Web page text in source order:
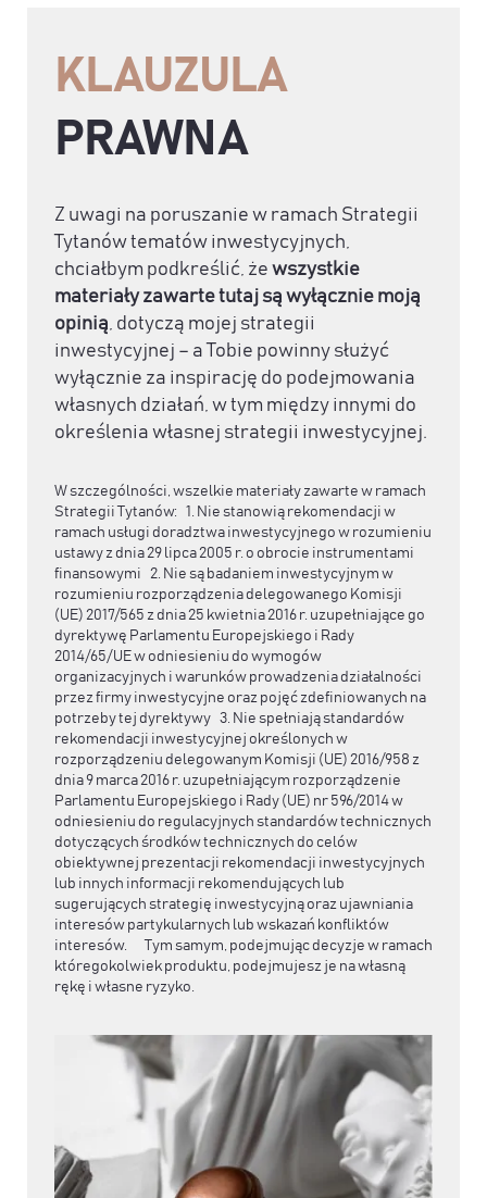
KLAUZULA
PRAWNA
Z uwagi na poruszanie w ramach Strategii
Tytanów tematów inwestycyjnych,
chciałbym podkreślić, że wszystkie
materiały zawarte tutaj są wyłącznie moją
opinią, dotyczą mojej strategii
inwestycyjnej – a Tobie powinny służyć
wyłącznie za inspirację do podejmowania
własnych działań, w tym między innymi do
określenia własnej strategii inwestycyjnej.
W szczególności, wszelkie materiały zawarte w ramach
Strategii Tytanów: 1. Nie stanowią rekomendacji w
ramach usługi doradztwa inwestycyjnego w rozumieniu
ustawy z dnia 29 lipca 2005 r. o obrocie instrumentami
finansowymi 2. Nie są badaniem inwestycyjnym w
rozumieniu rozporządzenia delegowanego Komisji
(UE) 2017/565 z dnia 25 kwietnia 2016 r. uzupełniające go
dyrektywę Parlamentu Europejskiego i Rady
2014/65/UE w odniesieniu do wymogów
organizacyjnych i warunków prowadzenia działalności
przez firmy inwestycyjne oraz pojęć zdefiniowanych na
potrzeby tej dyrektywy 3. Nie spełniają standardów
rekomendacji inwestycyjnej określonych w
rozporządzeniu delegowanym Komisji (UE) 2016/958 z
dnia 9 marca 2016 r. uzupełniającym rozporządzenie
Parlamentu Europejskiego i Rady (UE) nr 596/2014 w
odniesieniu do regulacyjnych standardów technicznych
dotyczących środków technicznych do celów
obiektywnej prezentacji rekomendacji inwestycyjnych
lub innych informacji rekomendujących lub
sugerujących strategię inwestycyjną oraz ujawniania
interesów partykularnych lub wskazań konfliktów
interesów. Tym samym, podejmując decyzje w ramach
któregokolwiek produktu, podejmujesz je na własną
rękę i własne ryzyko.